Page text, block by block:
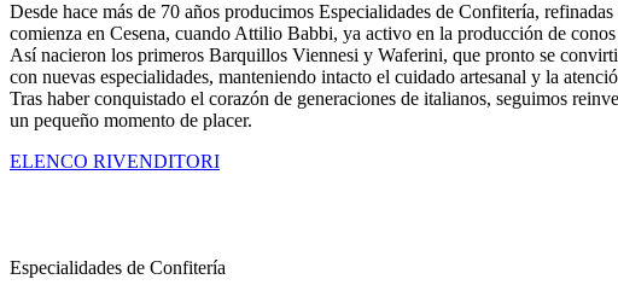
Desde hace más de 70 años producimos Especialidades de Confitería,
comienza en Cesena, cuando Attilio Babbi, ya activo en la producción de
Así nacieron los primeros Barquillos Viennesi y Waferini, que pronto se
con nuevas especialidades, manteniendo intacto el cuidado artesanal y la
Tras haber conquistado el corazón de generaciones de italianos, seguimos
un pequeño momento de placer.
ELENCO RIVENDITORI
Especialidades de Confitería